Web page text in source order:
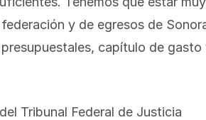
y de egresos de
capítulo de gasto
Tribunal Federal de Justicia